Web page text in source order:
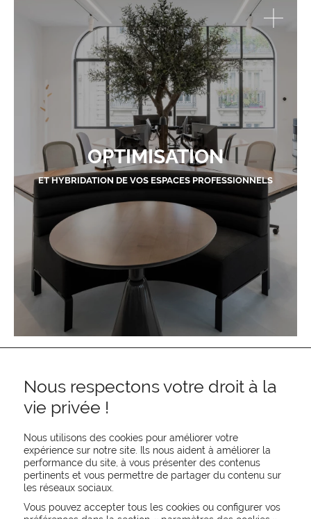
OPTIMISATION
ET HYBRIDATION DE VOS ESPACES PROFESSIONNELS
REJOIGNEZ-NOUS
CONTACTEZ-NOUS
Nous respectons votre droit à la
vie privée !
Nous utilisons des cookies pour améliorer votre
expérience sur notre site. Ils nous aident à améliorer la
performance du site, à vous présenter des contenus
pertinents et vous permettre de partager du contenu sur
les réseaux sociaux.
Vous pouvez accepter tous les cookies ou configurer vos